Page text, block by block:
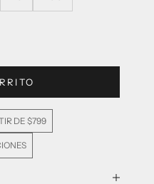
DE $799